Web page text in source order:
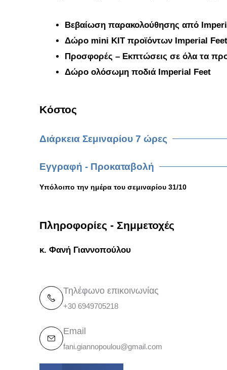
Βεβαίωση παρακολούθησης από
Δώρο mini KIT προϊόντων Imperial Feet
Προσφορές – Εκπτώσεις σε όλα τα
Δώρο ολόσωμη ποδιά Imperial Feet
Κόστος
Διάρκεια Σεμιναρίου 7 ώρες
Εγγραφή - Προκαταβολή
Υπόλοιπο την ημέρα του σεμιναρίου 31/10
Πληροφορίες - Σημμετοχές
κ. Φανή Γιαννοπούλου
Τηλέφωνο επικοινωνίας
+30 6949705218
Email
fani.giannopoulou@gmail.com